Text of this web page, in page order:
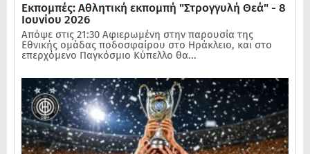
Εκπομπές: Αθλητική εκπομπή "Στρογγυλή Θεά" - 8
Ιουνίου 2026
Απόψε στις 21:30 Αφιερωμένη στην παρουσία της
Εθνικής ομάδας ποδοσφαίρου στο Ηράκλειο, και στο
επερχόμενο Παγκόσμιο Κύπελλο θα...